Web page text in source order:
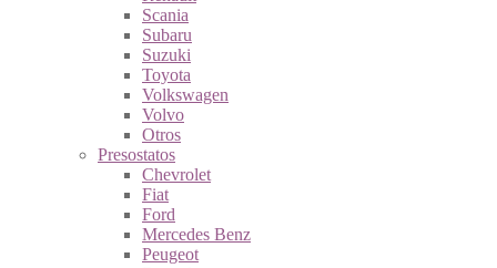
Scania
Subaru
Suzuki
Toyota
Volkswagen
Volvo
Otros
Presostatos
Chevrolet
Fiat
Ford
Mercedes Benz
Peugeot